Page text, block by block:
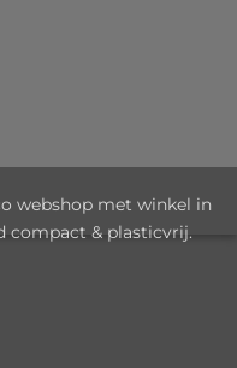
webshop met winkel in
compact & plasticvrij.